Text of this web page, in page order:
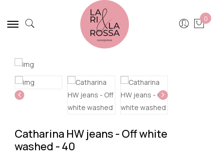
0
Catharina HW jeans - Off white
washed - 40